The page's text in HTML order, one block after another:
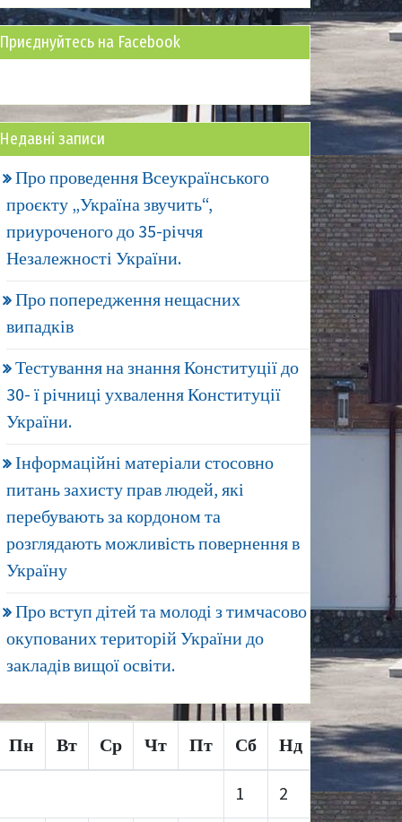
Приєднуйтесь на Facebook
Недавні записи
Про проведення Всеукраїнського
проєкту „Україна звучить“,
приуроченого до 35-річчя
Незалежності України.
Про попередження нещасних
випадків
Тестування на знання Конституції до
30- ї річниці ухвалення Конституції
України.
Інформаційні матеріали стосовно
питань захисту прав людей, які
перебувають за кордоном та
розглядають можливість повернення в
Україну
Про вступ дітей та молоді з тимчасово
окупованих територій України до
закладів вищої освіти.
Пн Вт Ср Чт Пт Сб Нд
1 2